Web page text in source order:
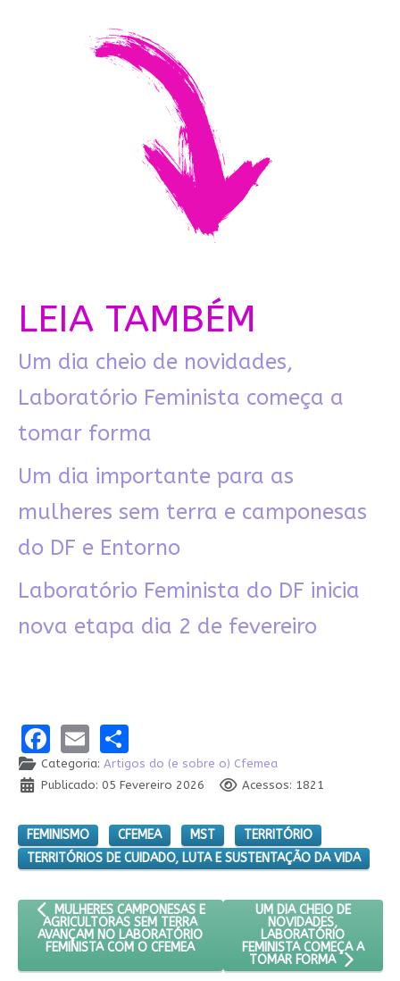
LEIA TAMBÉM
Um dia cheio de novidades,
Laboratório Feminista começa a
tomar forma
Um dia importante para as
mulheres sem terra e camponesas
do DF e Entorno
Laboratório Feminista do DF inicia
nova etapa dia 2 de fevereiro
Facebook
EmailShare
Categoria: Artigos do (e sobre o) Cfemea
Publicado: 05 Fevereiro 2026
Acessos: 1821
FEMINISMO CFEMEA MST
TERRITÓRIO
TERRITÓRIOS DE CUIDADO, LUTA E SUSTENTAÇÃO DA VIDA
ARTIGO ANTERIOR: MULHERES CAMPONESAS E
MULHERES CAMPONESAS E
AGRICULTORAS SEM TERRA
AVANÇAM NO LABORATÓRIO
FEMINISTA COM O CFEMEA
PRÓXIMO ARTIGO: UM
UM DIA CHEIO DE
NOVIDADES,
LABORATÓRIO
FEMINISTA COMEÇA A
TOMAR FORMA